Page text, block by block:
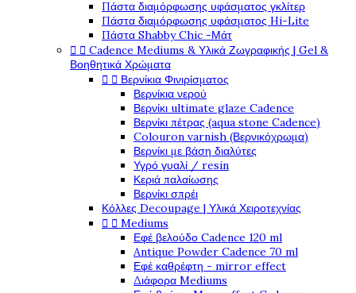
Πάστα διαμόρφωσης υφάσματος γκλίτερ
Πάστα διαμόρφωσης υφάσματος Hi-Lite
Πάστα Shabby Chic -Μάτ
  Cadence Mediums & Υλικά Ζωγραφικής | Gel &
Βοηθητικά Χρώματα
  Βερνίκια Φινιρίσματος
Βερνίκια νερού
Βερνίκι ultimate glaze Cadence
Βερνίκι πέτρας (aqua stone Cadence)
Colouron varnish (Βερνικόχρωμα)
Βερνίκι με βάση διαλύτες
Υγρό γυαλί / resin
Κεριά παλαίωσης
Βερνίκι σπρέι
Κόλλες Decoupage | Υλικά Χειροτεχνίας
  Mediums
Εφέ βελούδο Cadence 120 ml
Antique Powder Cadence 70 ml
Εφέ καθρέφτη - mirror effect
Διάφορα Mediums